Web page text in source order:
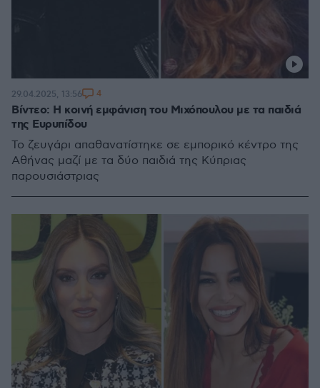
Βίντεο: Η κοινή εμφάνιση του Μιχόπουλου με τα παιδιά
της Ευρυπίδου
Το ζευγάρι απαθανατίστηκε σε εμπορικό κέντρο της
Αθήνας μαζί με τα δύο παιδιά της Κύπριας
παρουσιάστριας
29.04.2025, 13:56 4